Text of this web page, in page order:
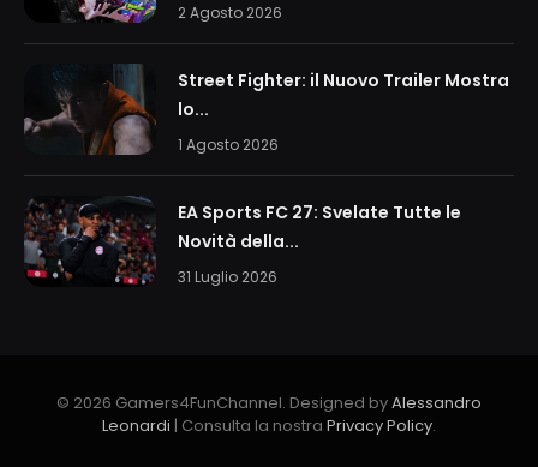
2 Agosto 2026
Street Fighter: il Nuovo Trailer Mostra
lo...
1 Agosto 2026
EA Sports FC 27: Svelate Tutte le
Novità della...
31 Luglio 2026
© 2026 Gamers4FunChannel. Designed byAlessandro
Leonardi | Consulta la nostra Privacy Policy.